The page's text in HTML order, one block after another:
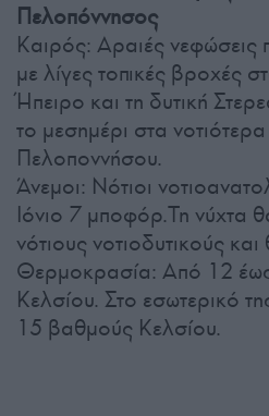
Πελοπόννησος
Καιρός: Αραιές νεφώσεις
με λίγες τοπικές βροχές
Ήπειρο και τη δυτική
το μεσημέρι στα
Πελοποννήσου.
Άνεμοι: Νότιοι
Ιόνιο 7 μποφόρ.Τη νύχτα
νότιους νοτιοδυτικούς
Θερμοκρασία: Από 12
Κελσίου. Στο εσωτερικό
15 βαθμούς Κελσίου.